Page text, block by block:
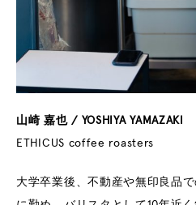
山崎 嘉也 / YOSHIYA YAMAZAKI
ETHICUS coffee roasters
大学卒業後、不動産や無印良品